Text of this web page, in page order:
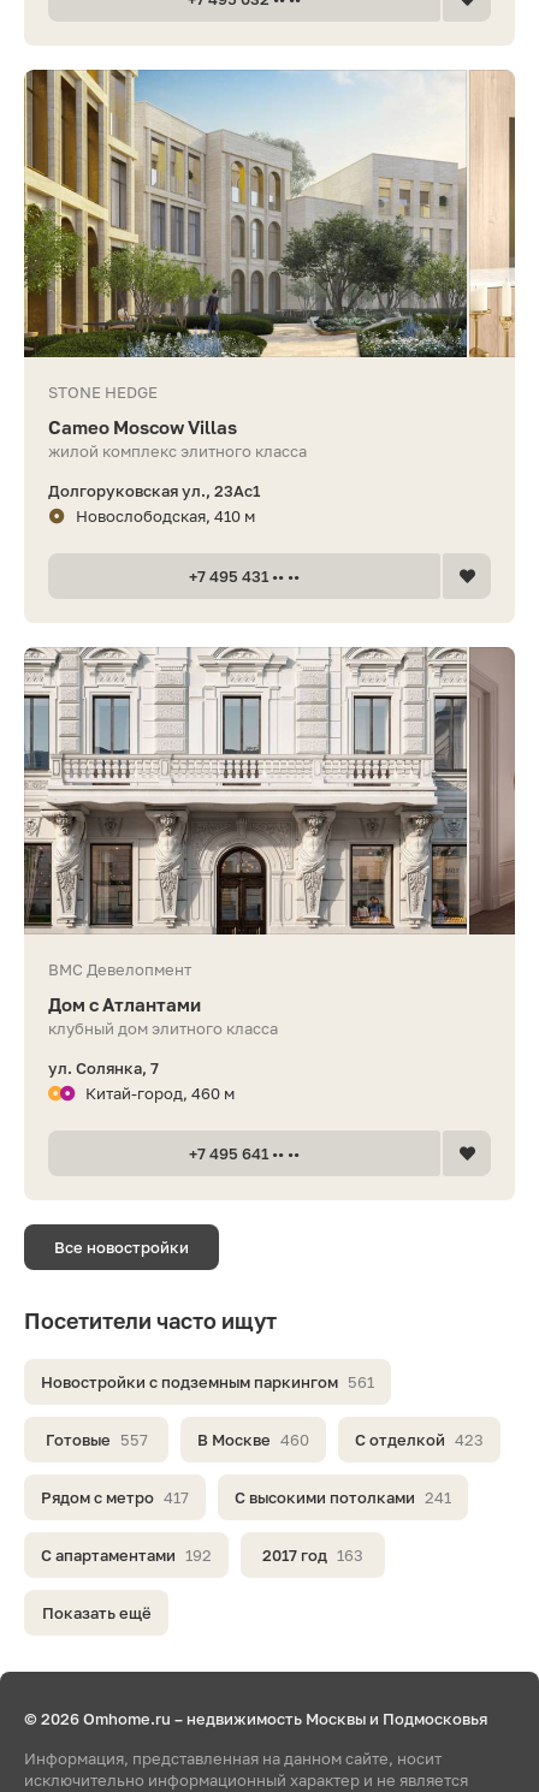
STONE HEDGE
Cameo Moscow Villas
жилой комплекс элитного класса
Долгоруковская ул., 23Ас1
Новослободская, 410 м
+7 495 431 •• ••
ВМС Девелопмент
Дом с Атлантами
клубный дом элитного класса
ул. Солянка, 7
Китай-город, 460 м
+7 495 641 •• ••
Все новостройки
Посетители часто ищут
Новостройки с подземным паркингом 561
Готовые 557 В Москве 460 С отделкой 423
Рядом с метро 417 С высокими потолками 241
С апартаментами 192 2017 год 163
Показать ещё
© 2026 Omhome.ru – недвижимость Москвы и Подмосковья
Информация, представленная на данном сайте, носит
исключительно информационный характер и не является